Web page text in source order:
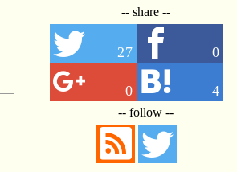
-- share --
27 0
0 4
-- follow --